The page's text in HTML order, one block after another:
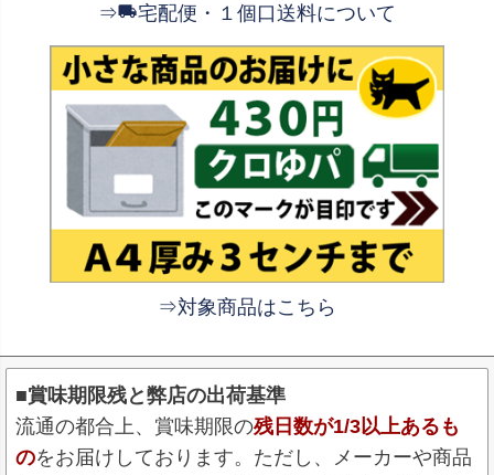
⇒ 宅配便・１個口送料について
⇒対象商品はこちら
■賞味期限残と弊店の出荷基準
流通の都合上、賞味期限の残日数が1/3以上あるも
のをお届けしております。ただし、メーカーや商品